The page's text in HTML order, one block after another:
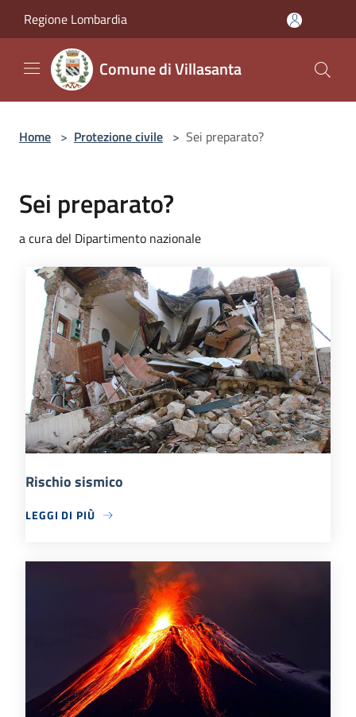
Regione Lombardia
Comune di Villasanta
Home > Protezione civile > Sei preparato?
Sei preparato?
a cura del Dipartimento nazionale
Rischio sismico
LEGGI DI PIÙ